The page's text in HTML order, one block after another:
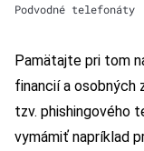
Podvodné telefonáty
Pamätajte pri tom
financií a osobných
tzv. phishingového
vymámiť napríklad